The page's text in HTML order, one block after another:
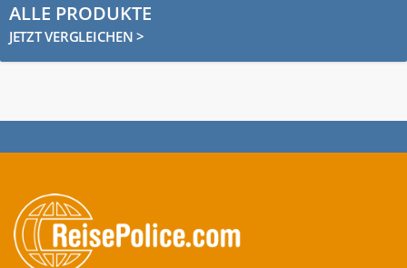
ALLE PRODUKTE
JETZT VERGLEICHEN >